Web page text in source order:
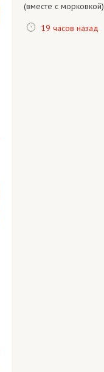
(вместе с морковкой)
19 часов назад